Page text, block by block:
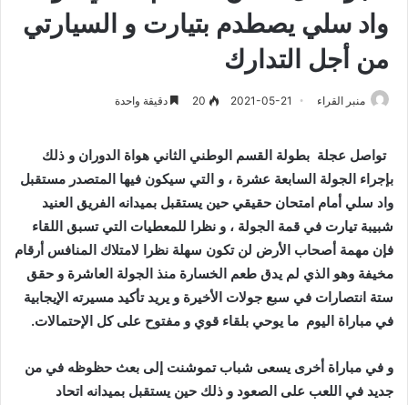
واد سلي يصطدم بتيارت و السيارتي
من أجل التدارك
منبر القراء 2021-05-21
20 دقيقة واحدة
تواصل عجلة بطولة القسم الوطني الثاني هواة الدوران و ذلك
بإجراء الجولة السابعة عشرة ، و التي سيكون فيها المتصدر مستقبل
واد سلي أمام امتحان حقيقي حين يستقبل بميدانه الفريق العنيد
شبيبة تيارت في قمة الجولة ، و نظرا للمعطيات التي تسبق اللقاء
فإن مهمة أصحاب الأرض لن تكون سهلة نظرا لامتلاك المنافس أرقام
مخيفة وهو الذي لم يدق طعم الخسارة منذ الجولة العاشرة و حقق
ستة انتصارات في سبع جولات الأخيرة و يريد تأكيد مسيرته الإيجابية
في مباراة اليوم ما يوحي بلقاء قوي و مفتوح على كل الإحتمالات.
و في مباراة أخرى يسعى شباب تموشنت إلى بعث حظوظه في من
جديد في اللعب على الصعود و ذلك حين يستقبل بميدانه اتحاد